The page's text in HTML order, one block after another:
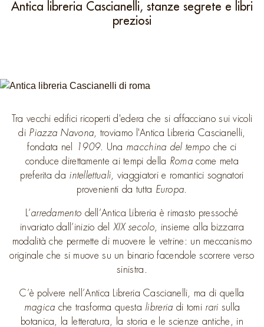
Antica libreria Cascianelli, stanze segrete e libri
preziosi
Tra vecchi edifici ricoperti d'edera che si affacciano sui vicoli
di Piazza Navona, troviamo l'Antica Libreria Cascianelli,
fondata nel
1909. Una macchina del tempo che ci
conduce direttamente ai tempi della Roma come meta
preferita da intellettuali, viaggiatori e romantici sognatori
provenienti da tutta Europa
L’arredamento dell’Antica Libreria è rimasto pressoché
invariato dall’inizio del
XIX secolo, insieme alla bizzarra
modalità che permette di muovere le vetrine: un meccanismo
originale che si muove su un binario facendole scorrere verso
sinistra.
C’è polvere nell’Antica Libreria Cascianelli, ma di quella
magica che trasforma questa libreria di tomi rari sulla
botanica, la letteratura, la storia e le scienze antiche, in